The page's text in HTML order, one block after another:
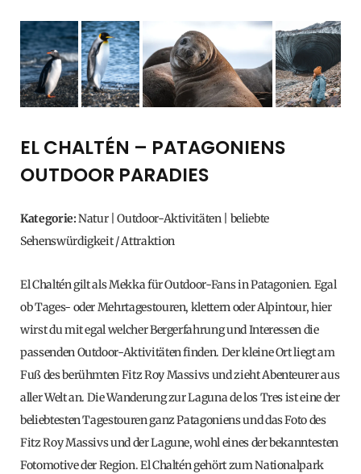
EL CHALTÉN – PATAGONIENS
OUTDOOR PARADIES
Kategorie:Natur | Outdoor-Aktivitäten | beliebte
Sehenswürdigkeit / Attraktion
El Chaltén gilt als Mekka für Outdoor-Fans in Patagonien. Egal
ob Tages- oder Mehrtagestouren, klettern oder Alpintour, hier
wirst du mit egal welcher Bergerfahrung und Interessen die
passenden Outdoor-Aktivitäten finden. Der kleine Ort liegt am
Fuß des berühmten Fitz Roy Massivs und zieht Abenteurer aus
aller Welt an. Die Wanderung zur Laguna de los Tres ist eine der
beliebtesten Tagestouren ganz Patagoniens und das Foto des
Fitz Roy Massivs und der Lagune, wohl eines der bekanntesten
Fotomotive der Region. El Chaltén gehört zum Nationalpark